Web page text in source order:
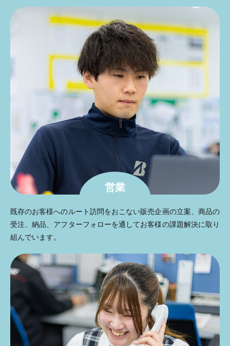
営業
既存のお客様へのルート訪問をおこない販売企画の立案、商品の
受注、納品、アフターフォローを通してお客様の課題解決に取り
組んでいます。